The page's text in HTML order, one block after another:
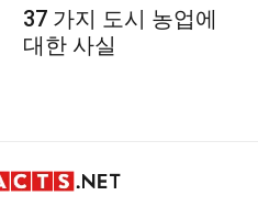
37 가지 도시 농업에
대한 사실